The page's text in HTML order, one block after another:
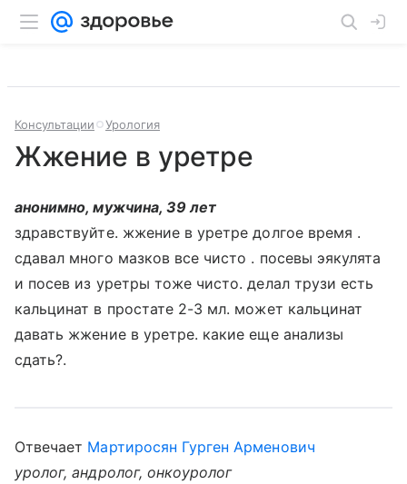
Консультации Урология
Жжение в уретре
анонимно, мужчина, 39 лет
здравствуйте. жжение в уретре долгое время .
сдавал много мазков все чисто . посевы эякулята
и посев из уретры тоже чисто. делал трузи есть
кальцинат в простате 2-3 мл. может кальцинат
давать жжение в уретре. какие еще анализы
сдать?.
Отвечает Мартиросян Гурген Арменович
уролог, андролог, онкоуролог